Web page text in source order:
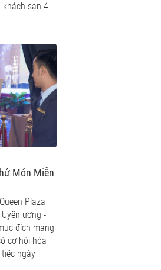
khách sạn 4
Món Miễn
Plaza
ương -
đích mang
cơ hội hóa
ngày